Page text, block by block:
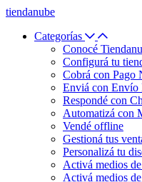
tiendanube
Categorías
Conocé
Configurá tu
Cobrá con Pago
Enviá con Envío
Respondé con
Automatizá con
Vendé offline
Gestioná tus
Personalizá tu
Activá medios
Activá medios